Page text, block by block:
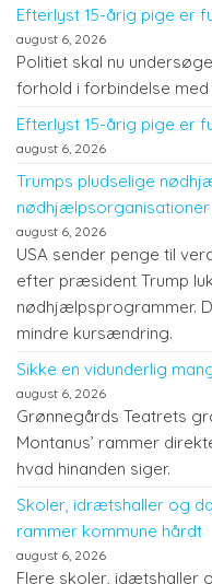
Efterlyst 15-årig pige er
august 6, 2026
Politiet skal nu
forhold i forbindelse
Efterlyst 15-årig pige er
august 6, 2026
Trumps pludselige
nødhjælpsorganisationer
august 6, 2026
USA sender penge til
efter præsident Trump
nødhjælpsprogrammer.
mindre kursændring.
Sikke en vidunderlig
august 6, 2026
Grønnegårds Teatrets
Montanus’ rammer
hvad hinanden siger.
Skoler, idrætshaller og
rammer kommune hårdt
august 6, 2026
Flere skoler, idætshaller